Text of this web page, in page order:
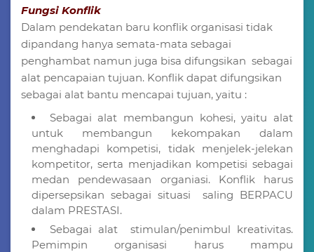
Fungsi Konflik
Dalam pendekatan baru konflik organisasi tidak
dipandang hanya semata-mata sebagai
penghambat namun juga bisa difungsikan sebagai
alat pencapaian tujuan. Konflik dapat difungsikan
sebagai alat bantu mencapai tujuan, yaitu :
Sebagai alat membangun kohesi, yaitu alat
untuk membangun kekompakan dalam
menghadapi kompetisi, tidak menjelek-jelekan
kompetitor, serta menjadikan kompetisi sebagai
medan pendewasaan organiasi. Konflik harus
dipersepsikan sebagai situasi saling BERPACU
dalam PRESTASI.
Sebagai alat stimulan/penimbul kreativitas.
Pemimpin organisasi harus mampu